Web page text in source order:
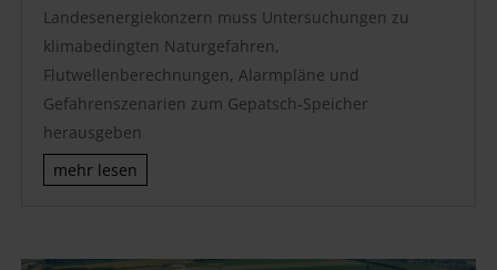
Landesenergiekonzern muss Untersuchungen zu
klimabedingten Naturgefahren,
Flutwellenberechnungen, Alarmpläne und
Gefahrenszenarien zum Gepatsch-Speicher
herausgeben
mehr lesen